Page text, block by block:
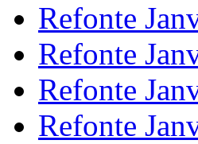
Refonte
Refonte
Refonte
Refonte